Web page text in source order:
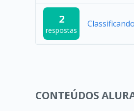
2
respostas
CONTEÚDOS